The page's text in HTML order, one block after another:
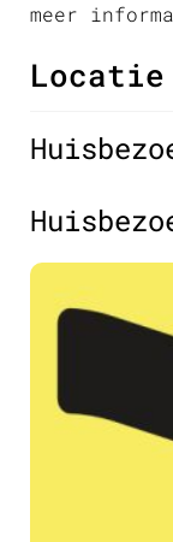
meer
Locatie